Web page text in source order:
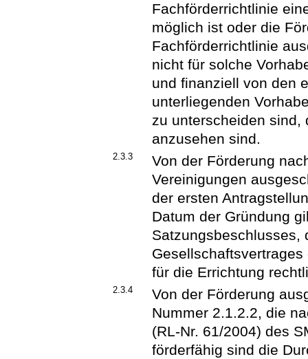
Fachförderrichtlinie
möglich ist oder die
Fachförderrichtlinie
nicht für solche
und finanziell von den
unterliegenden
zu unterscheiden sind,
anzusehen sind.
2.3.3
Von der Förderung
Vereinigungen
der ersten
Datum der Gründung
Satzungsbeschlusses,
für die Errichtung
2.3.4
Von der Förderung
Nummer 2.1.2.2, die
(RL-Nr. 61/2004) des
förderfähig sind die